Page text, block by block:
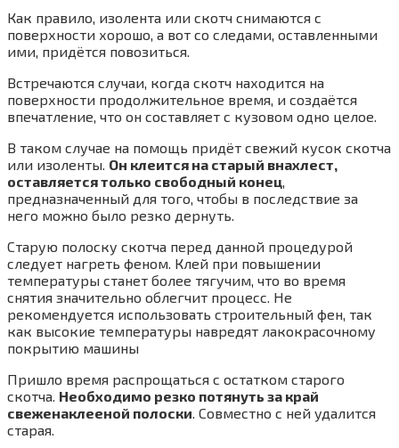
Как правило, изолента или скотч снимаются с
поверхности хорошо, а вот со следами, оставленными
ими, придётся повозиться.
Встречаются случаи, когда скотч находится на
поверхности продолжительное время, и создаётся
впечатление, что он составляет с кузовом одно целое.
В таком случае на помощь придёт свежий кусок скотча
или изоленты. Он клеится на старый внахлест,
оставляется только свободный конец,
предназначенный для того, чтобы в последствие за
него можно было резко дернуть.
Старую полоску скотча перед данной процедурой
следует нагреть феном. Клей при повышении
температуры станет более тягучим, что во время
снятия значительно облегчит процесс. Не
рекомендуется использовать строительный фен, так
как высокие температуры навредят лакокрасочному
покрытию машины
Пришло время распрощаться с остатком старого
скотча. Необходимо резко потянуть за край
свеженаклееной полоски. Совместно с ней удалится
старая.